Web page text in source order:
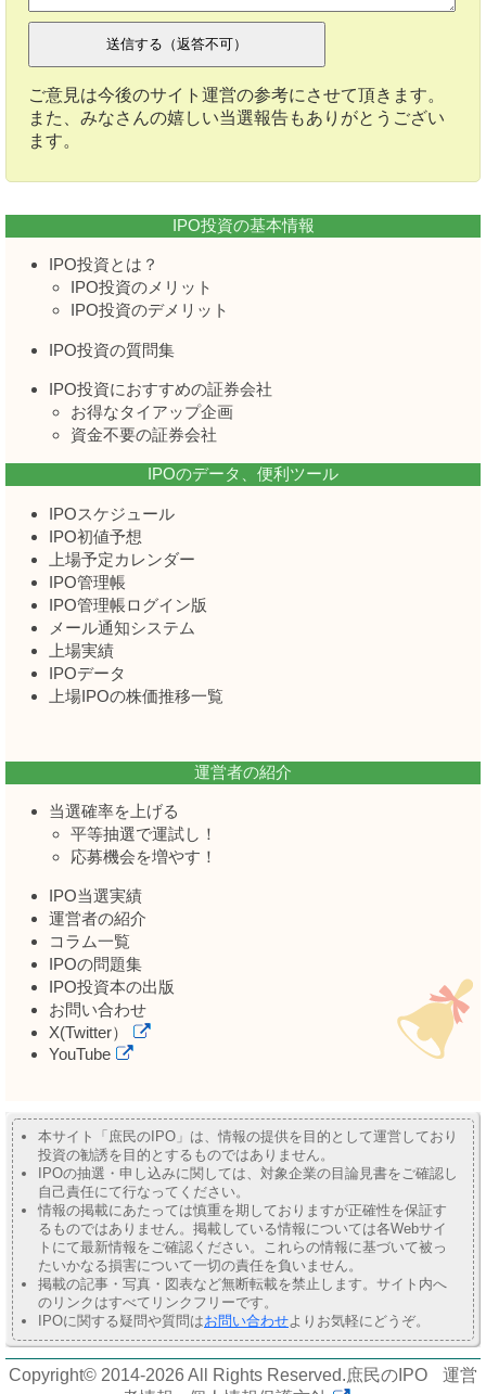
ご意見は今後のサイト運営の参考にさせて頂きます。
また、みなさんの嬉しい当選報告もありがとうござい
ます。
IPO投資の基本情報
IPO投資とは？
IPO投資のメリット
IPO投資のデメリット
IPO投資の質問集
IPO投資におすすめの証券会社
お得なタイアップ企画
資金不要の証券会社
IPOのデータ、便利ツール
IPOスケジュール
IPO初値予想
上場予定カレンダー
IPO管理帳
IPO管理帳ログイン版
メール通知システム
上場実績
IPOデータ
上場IPOの株価推移一覧
運営者の紹介
当選確率を上げる
平等抽選で運試し！
応募機会を増やす！
IPO当選実績
運営者の紹介
コラム一覧
IPOの問題集
IPO投資本の出版
お問い合わせ
X(Twitter）
YouTube
本サイト「庶民のIPO」は、情報の提供を目的として運営しており
投資の勧誘を目的とするものではありません。
IPOの抽選・申し込みに関しては、対象企業の目論見書をご確認し
自己責任にて行なってください。
情報の掲載にあたっては慎重を期しておりますが正確性を保証す
るものではありません。掲載している情報については各Webサイ
トにて最新情報をご確認ください。これらの情報に基づいて被っ
たいかなる損害について一切の責任を負いません。
掲載の記事・写真・図表など無断転載を禁止します。サイト内へ
のリンクはすべてリンクフリーです。
IPOに関する疑問や質問はお問い合わせよりお気軽にどうぞ。
Copyright© 2014-2026 All Rights Reserved.庶民のIPO
運営